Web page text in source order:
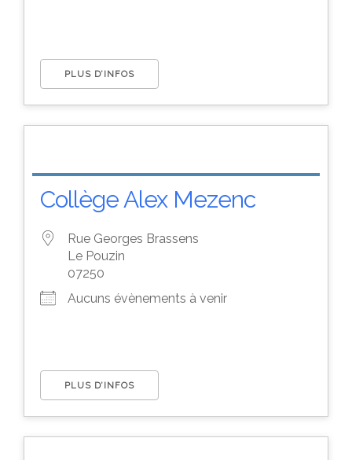
PLUS D’INFOS
Collège Alex Mezenc
Rue Georges Brassens
Le Pouzin
07250
Aucuns évènements à venir
PLUS D’INFOS